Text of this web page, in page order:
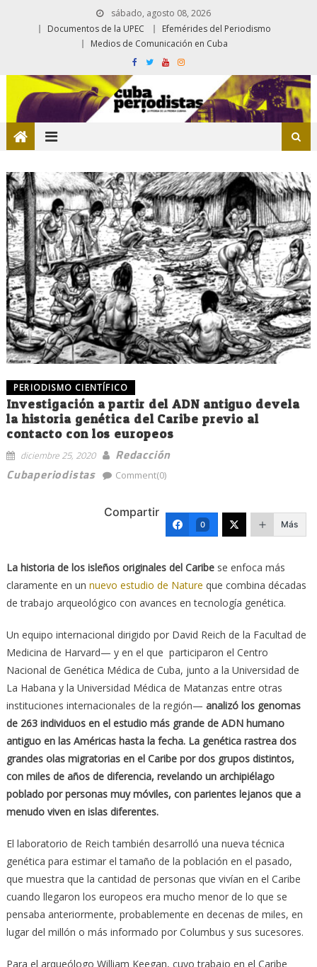
sábado, agosto 08, 2026
Documentos de la UPEC
Efemérides del Periodismo
Medios de Comunicación en Cuba
PERIODISMO CIENTÍFICO
Investigación a partir del ADN antiguo devela
la historia genética del Caribe previo al
contacto con los europeos
diciembre 25, 2020
Redacción
Cubaperiodistas
Comment(0)
Compartir
0 Más
La historia de los isleños originales del Caribese enfoca más
claramente en un nuevo estudio de Nature que combina décadas
de trabajo arqueológico con avances en tecnología genética.
Un equipo internacional dirigido por David Reich de la Facultad de
Medicina de Harvard— y en el que participaron el Centro
Nacional de Genética Médica de Cuba, junto a la Universidad de
La Habana y la Universidad Médica de Matanzas entre otras
instituciones internacionales de la región— analizó los genomas
de 263 individuos en el estudio más grande de ADN humano
antiguo en las Américas hasta la fecha. La genética rastrea dos
grandes olas migratorias en el Caribe por dos grupos distintos,
con miles de años de diferencia, revelando un archipiélago
poblado por personas muy móviles, con parientes lejanos que a
menudo viven en islas diferentes.
El laboratorio de Reich también desarrolló una nueva técnica
genética para estimar el tamaño de la población en el pasado,
que muestra que la cantidad de personas que vivían en el Caribe
cuando llegaron los europeos era mucho menor de lo que se
pensaba anteriormente, probablemente en decenas de miles, en
lugar del millón o más informado por Columbus y sus sucesores.
Para el arqueólogo William Keegan, cuyo trabajo en el Caribe